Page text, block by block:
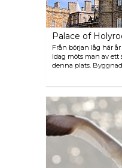
Palace of
Från början låg här år
Idag möts man av ett
denna plats.